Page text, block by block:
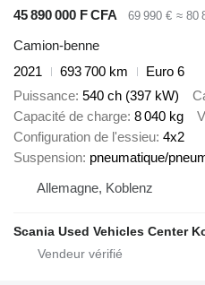
45 890 000 F CFA
69 990 € ≈ 80
Camion-benne
2021
693 700 km
Euro 6
Puissance 540 ch (397 kW)
Capacité de charge 8 040 kg
Configuration de l'essieu 4x2
Suspension pneumatique/
Allemagne, Koblenz
Scania Used Vehicles Center